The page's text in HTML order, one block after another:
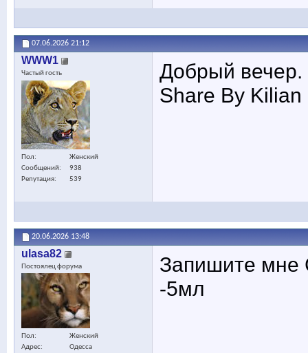
07.06.2026 21:12
WWW1
Частый гость
Пол
Женский
Сообщений
938
Репутация
539
Добрый вечер.
Share By Kilian
20.06.2026 13:48
ulasa82
Постоялец форума
Пол
Женский
Адрес
Одесса
Запишите мне
-5мл